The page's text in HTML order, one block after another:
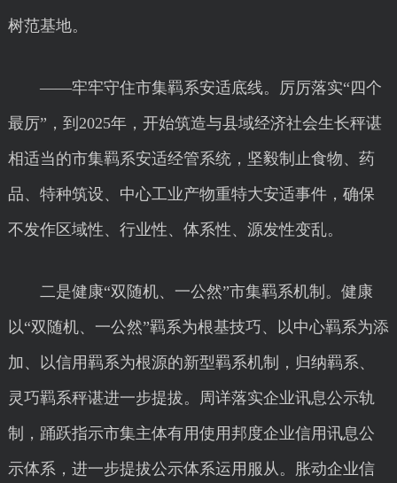
树范基地。
——牢牢守住市集羁系安适底线。厉厉落实“四个
最厉”，到2025年，开始筑造与县域经济社会生长秤谌
相适当的市集羁系安适经管系统，坚毅制止食物、药
品、特种筑设、中心工业产物重特大安适事件，确保
不发作区域性、行业性、体系性、源发性变乱。
二是健康“双随机、一公然”市集羁系机制。健康
以“双随机、一公然”羁系为根基技巧、以中心羁系为添
加、以信用羁系为根源的新型羁系机制，归纳羁系、
灵巧羁系秤谌进一步提拔。周详落实企业讯息公示轨
制，踊跃指示市集主体有用使用邦度企业信用讯息公
示体系，进一步提拔公示体系运用服从。胀动企业信